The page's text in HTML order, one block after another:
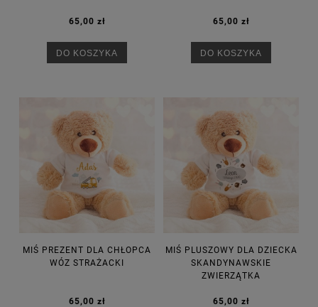
65,00 zł
DO KOSZYKA
65,00 zł
DO KOSZYKA
MIŚ PREZENT DLA CHŁOPCA
WÓZ STRAŻACKI
65,00 zł
MIŚ PLUSZOWY DLA DZIECKA
SKANDYNAWSKIE
ZWIERZĄTKA
65,00 zł